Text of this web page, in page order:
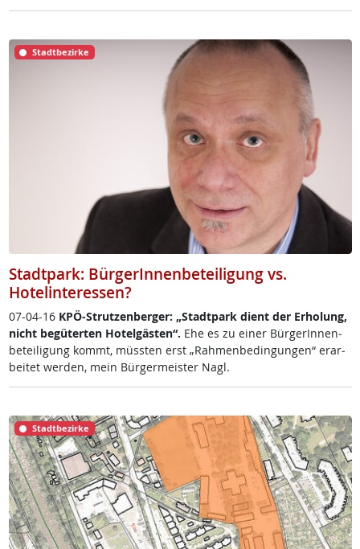
Stadtbezirke
Stadtpark: BürgerInnenbeteiligung vs.
Hotelinteressen?
07-04-16 KPÖ-Strut­zen­ber­ger: „Stadt­park di­ent der Er­ho­lung,
nicht be­gü­ter­ten Ho­tel­gäs­t­en“. Ehe es zu ei­ner Bür­ge­rIn­nen­
be­tei­li­gung kommt, müss­ten erst „Rah­men­be­din­gun­gen“ er­ar­
bei­tet wer­den, mein Bür­ger­meis­ter Nagl.
Stadtbezirke